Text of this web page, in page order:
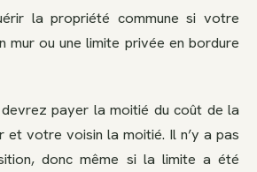
la propriété commune si votre
mur ou une limite privée en bordure
payer la moitié du coût de la
et votre voisin la moitié. Il n’y a pas
donc même si la limite a été